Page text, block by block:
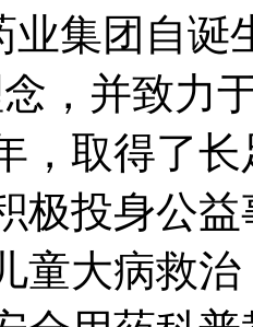
集团自诞
，并致力
，取得了
极投身公益
大病救治